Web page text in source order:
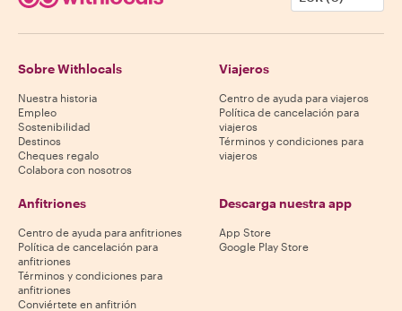
Sobre Withlocals
Nuestra historia
Empleo
Sostenibilidad
Destinos
Cheques regalo
Colabora con nosotros
Viajeros
Centro de ayuda para viajeros
Política de cancelación para
viajeros
Términos y condiciones para
viajeros
Anfitriones
Centro de ayuda para anfitriones
Política de cancelación para
anfitriones
Términos y condiciones para
anfitriones
Conviértete en anfitrión
Descarga nuestra app
App Store
Google Play Store